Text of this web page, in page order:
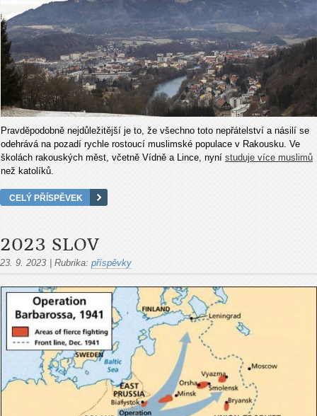
Pravděpodobně nejdůležitější je to, že všechno toto nepřátelství a násilí se
odehrává na pozadí rychle rostoucí muslimské populace v Rakousku. Ve
školách rakouských měst, včetně Vídně a Lince, nyní studuje více muslimů
než katolíků.
CELÝ PŘÍSPĚVEK
2023 SLOV
23. 9. 2023 Rubrika: příspěvky